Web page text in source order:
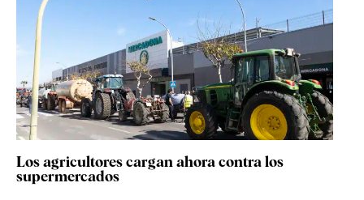
Los agricultores cargan ahora contra los
supermercados